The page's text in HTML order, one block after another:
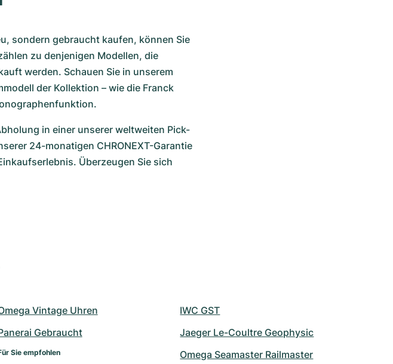
sondern gebraucht kaufen, können Sie
zu denjenigen Modellen, die
werden. Schauen Sie in unserem
der Kollektion – wie die Franck
in einer unserer weltweiten Pick-
24-monatigen CHRONEXT-Garantie
Überzeugen Sie sich
Vintage Uhren
Gebraucht
Sie empfohlen
IWC GST
Jaeger Le-Coultre Geophysic
Omega Seamaster Railmaster